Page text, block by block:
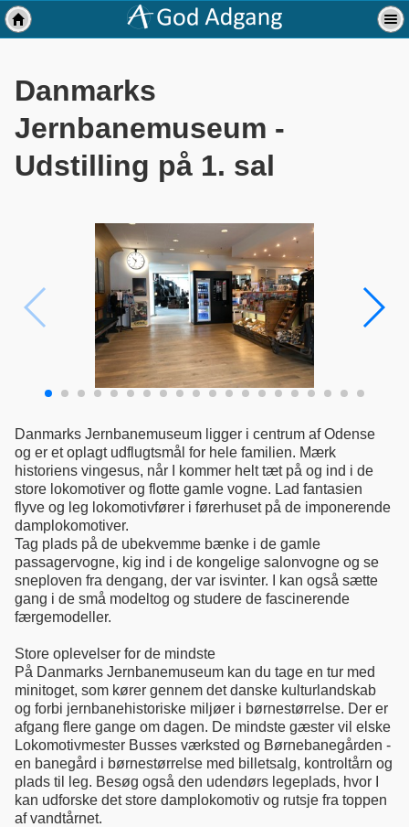
Danmarks
Jernbanemuseum -
Udstilling på 1. sal
Danmarks Jernbanemuseum ligger i centrum af Odense
og er et oplagt udflugtsmål for hele familien. Mærk
historiens vingesus, når I kommer helt tæt på og ind i de
store lokomotiver og flotte gamle vogne. Lad fantasien
flyve og leg lokomotivfører i førerhuset på de imponerende
damplokomotiver.
Tag plads på de ubekvemme bænke i de gamle
passagervogne, kig ind i de kongelige salonvogne og se
sneploven fra dengang, der var isvinter. I kan også sætte
gang i de små modeltog og studere de fascinerende
færgemodeller.
Store oplevelser for de mindste
På Danmarks Jernbanemuseum kan du tage en tur med
minitoget, som kører gennem det danske kulturlandskab
og forbi jernbanehistoriske miljøer i børnestørrelse. Der er
afgang flere gange om dagen. De mindste gæster vil elske
Lokomotivmester Busses værksted og Børnebanegården -
en banegård i børnestørrelse med billetsalg, kontroltårn og
plads til leg. Besøg også den udendørs legeplads, hvor I
kan udforske det store damplokomotiv og rutsje fra toppen
af vandtårnet.